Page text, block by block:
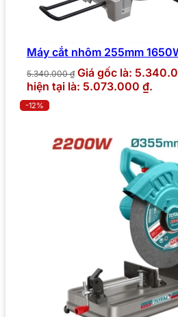
Máy cắt nhôm 255mm
5.340.000₫ Giá gốc là:
hiện tại là: 5.073.000 ₫.
-12%